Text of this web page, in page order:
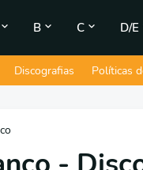
B C D/E
Discografias Políticas